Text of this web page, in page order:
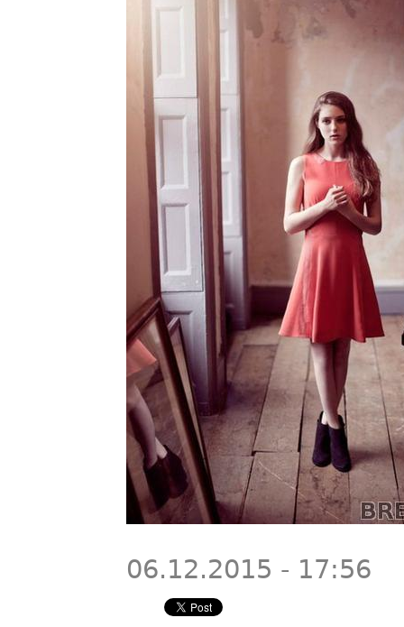
06.12.2015 - 17:56